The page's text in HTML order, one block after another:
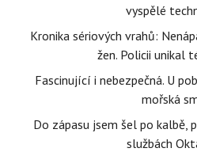
vyspělé
Kronika sériových vrahů:
žen. Policii unikal
Fascinující i nebezpečná. U
mořská
Do zápasu jsem šel po kalbě,
službách